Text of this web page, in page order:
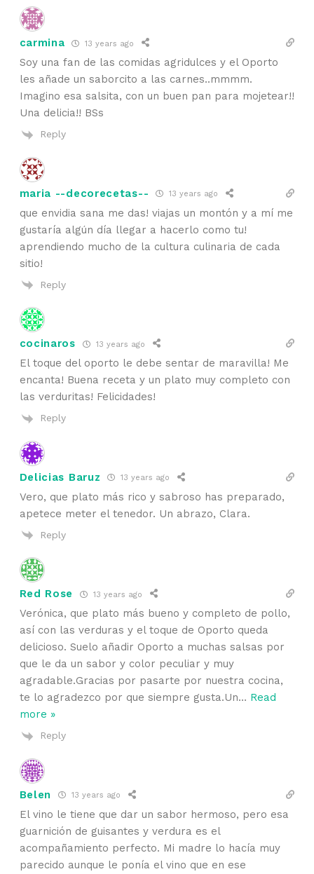
carmina 13 years ago
Soy una fan de las comidas agridulces y el Oporto
les añade un saborcito a las carnes..mmmm.
Imagino esa salsita, con un buen pan para mojetear!!
Una delicia!! BSs
Reply
maria --decorecetas-- 13 years ago
que envidia sana me das! viajas un montón y a mí me
gustaría algún día llegar a hacerlo como tu!
aprendiendo mucho de la cultura culinaria de cada
sitio!
Reply
cocinaros 13 years ago
El toque del oporto le debe sentar de maravilla! Me
encanta! Buena receta y un plato muy completo con
las verduritas! Felicidades!
Reply
Delicias Baruz 13 years ago
Vero, que plato más rico y sabroso has preparado,
apetece meter el tenedor. Un abrazo, Clara.
Reply
Red Rose 13 years ago
Verónica, que plato más bueno y completo de pollo,
así con las verduras y el toque de Oporto queda
delicioso. Suelo añadir Oporto a muchas salsas por
que le da un sabor y color peculiar y muy
agradable.Gracias por pasarte por nuestra cocina,
te lo agradezco por que siempre gusta.Un… Read
more »
Reply
Belen 13 years ago
El vino le tiene que dar un sabor hermoso, pero esa
guarnición de guisantes y verdura es el
acompañamiento perfecto. Mi madre lo hacía muy
parecido aunque le ponía el vino que en ese